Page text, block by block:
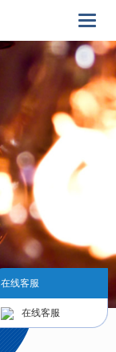
Toggle
在线客服
在线客服